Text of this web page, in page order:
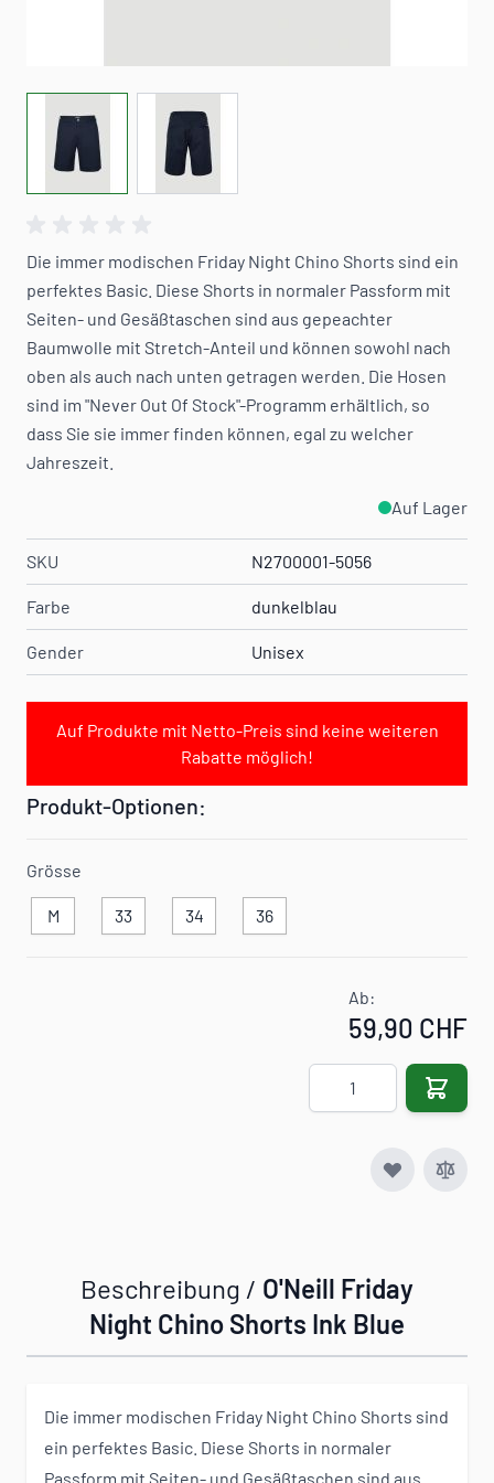
View larger imageView larger image
Die immer modischen Friday Night Chino Shorts sind ein
perfektes Basic. Diese Shorts in normaler Passform mit
Seiten- und Gesäßtaschen sind aus gepeachter
Baumwolle mit Stretch-Anteil und können sowohl nach
oben als auch nach unten getragen werden. Die Hosen
sind im "Never Out Of Stock"-Programm erhältlich, so
dass Sie sie immer finden können, egal zu welcher
Jahreszeit.
Auf Lager
SKU N2700001-5056
Farbe dunkelblau
Gender Unisex
Auf Produkte mit Netto-Preis sind keine weiteren
Rabatte möglich!
Produkt-Optionen:
Grösse
M 33 34 36
Ab:
59,90 CHF
Menge
Beschreibung / O'Neill Friday
Night Chino Shorts Ink Blue
Die immer modischen Friday Night Chino Shorts sind
ein perfektes Basic. Diese Shorts in normaler
Passform mit Seiten- und Gesäßtaschen sind aus